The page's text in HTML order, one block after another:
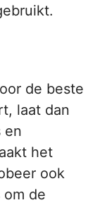
de beste
laat dan
en
het
ook
de